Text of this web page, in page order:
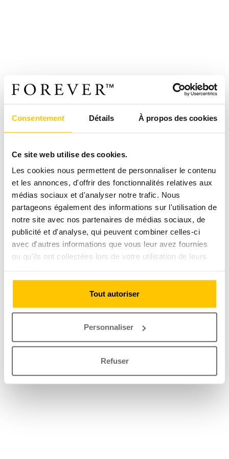
Consentement Détails À propos des cookies
Ce site web utilise des cookies.
Les cookies nous permettent de personnaliser le contenu
et les annonces, d'offrir des fonctionnalités relatives aux
médias sociaux et d'analyser notre trafic. Nous
partageons également des informations sur l'utilisation de
notre site avec nos partenaires de médias sociaux, de
publicité et d'analyse, qui peuvent combiner celles-ci
avec d'autres informations que vous leur avez fournies
ou qu'ils ont collectées lors de votre utilisation de leurs
Tout autoriser
Personnaliser
Refuser